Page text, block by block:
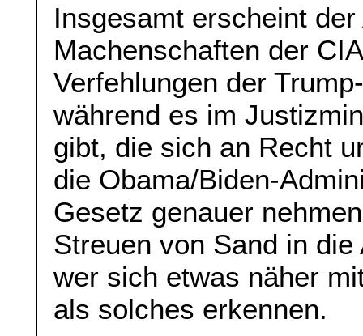
Insgesamt erscheint
Machenschaften der
Verfehlungen der
während es im
gibt, die sich an Recht
die Obama/Biden-
Gesetz genauer
Streuen von Sand in
wer sich etwas näher
als solches erkennen.